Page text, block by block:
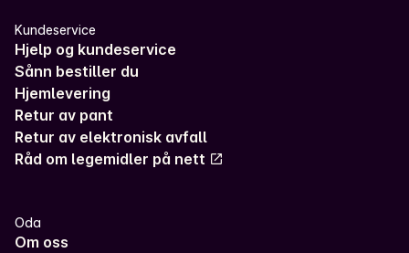
Kundeservice
Hjelp og kundeservice
Sånn bestiller du
Hjemlevering
Retur av pant
Retur av elektronisk avfall
Råd om legemidler på nett
Oda
Om oss